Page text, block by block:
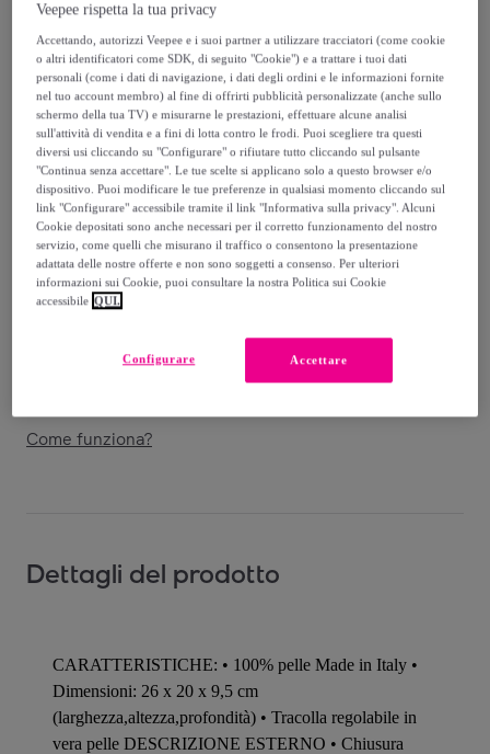
79,90 €
229, €
-65%
Venduto daCheval Firenze
Consegna
13/09
Come funziona?
Dettagli del prodotto
CARATTERISTICHE: • 100% pelle Made in Italy •
Dimensioni: 26 x 20 x 9,5 cm
(larghezza,altezza,profondità) • Tracolla regolabile in
vera pelle DESCRIZIONE ESTERNO • Chiusura
Veepee rispetta la tua privacy
Accettando, autorizzi Veepee e i suoi partner a utilizzare tracciatori (come cookie
o altri identificatori come SDK, di seguito "Cookie") e a trattare i tuoi dati
personali (come i dati di navigazione, i dati degli ordini e le informazioni fornite
nel tuo account membro) al fine di offrirti pubblicità personalizzate (anche sullo
schermo della tua TV) e misurarne le prestazioni, effettuare alcune analisi
sull'attività di vendita e a fini di lotta contro le frodi. Puoi scegliere tra questi
diversi usi cliccando su "Configurare" o rifiutare tutto cliccando sul pulsante
"Continua senza accettare". Le tue scelte si applicano solo a questo browser e/o
dispositivo. Puoi modificare le tue preferenze in qualsiasi momento cliccando sul
link "Configurare" accessibile tramite il link "Informativa sulla privacy". Alcuni
Cookie depositati sono anche necessari per il corretto funzionamento del nostro
servizio, come quelli che misurano il traffico o consentono la presentazione
adattata delle nostre offerte e non sono soggetti a consenso. Per ulteriori
informazioni sui Cookie, puoi consultare la nostra Politica sui Cookie
accessibile QUI.
Accettare
Configurare